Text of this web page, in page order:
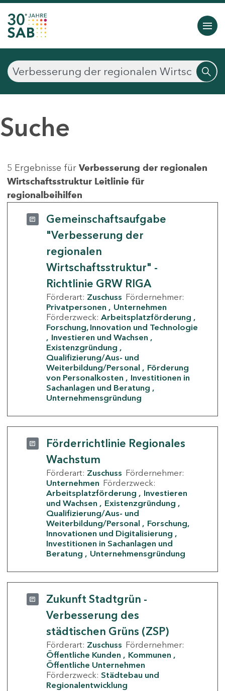
Suche
5 Ergebnisse für Verbesserung der regionalen
Wirtschaftsstruktur Leitlinie für
regionalbeihilfen
Gemeinschaftsaufgabe
"Verbesserung der
regionalen
Wirtschaftsstruktur" -
Richtlinie GRW RIGA
Förderart: Zuschuss Fördernehmer:
Privatpersonen
Unternehmen
Förderzweck: Arbeitsplatzförderung
Forschung, Innovation und Technologie
Investieren und Wachsen
Existenzgründung
Qualifizierung/Aus- und
Weiterbildung/Personal
Förderung
von Personalkosten
Investitionen in
Sachanlagen und Beratung
Unternehmensgründung
Förderrichtlinie Regionales
Wachstum
Förderart: Zuschuss Fördernehmer:
Unternehmen Förderzweck:
Arbeitsplatzförderung
Investieren
und Wachsen
Existenzgründung
Qualifizierung/Aus- und
Weiterbildung/Personal
Forschung,
Innovationen und Digitalisierung
Investitionen in Sachanlagen und
Beratung
Unternehmensgründung
Zukunft Stadtgrün -
Verbesserung des
städtischen Grüns (ZSP)
Förderart: Zuschuss Fördernehmer:
Öffentliche Kunden
Kommunen
Öffentliche Unternehmen
Förderzweck: Städtebau und
Regionalentwicklung